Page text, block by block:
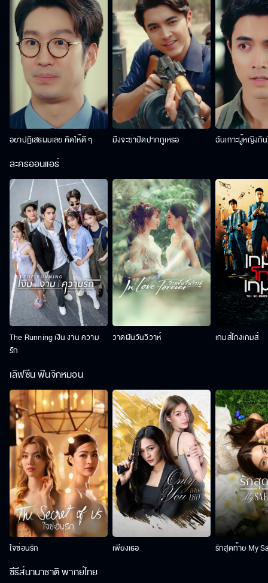
อย่าปฏิเสธผมเลย คิดให้ดี ๆ มึงจะฆ่าปิดปากกูเหรอ ฉันเกาะผู้หญิงกิ
ละครออนแอร์
The Running เงิน งาน ความ
รัก
วาดฝันวันวิวาห์ เกมส์โกงเกมส์
เลิฟซีน ฟินจิกหมอน
ใจซ่อนรัก เพียงเธอ รักสุดท้าย My
ซีรีส์นานาชาติ พากย์ไทย